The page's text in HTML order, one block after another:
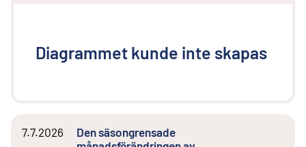
Diagrammet kunde inte skapas
7.7.2026
Den säsongrensade